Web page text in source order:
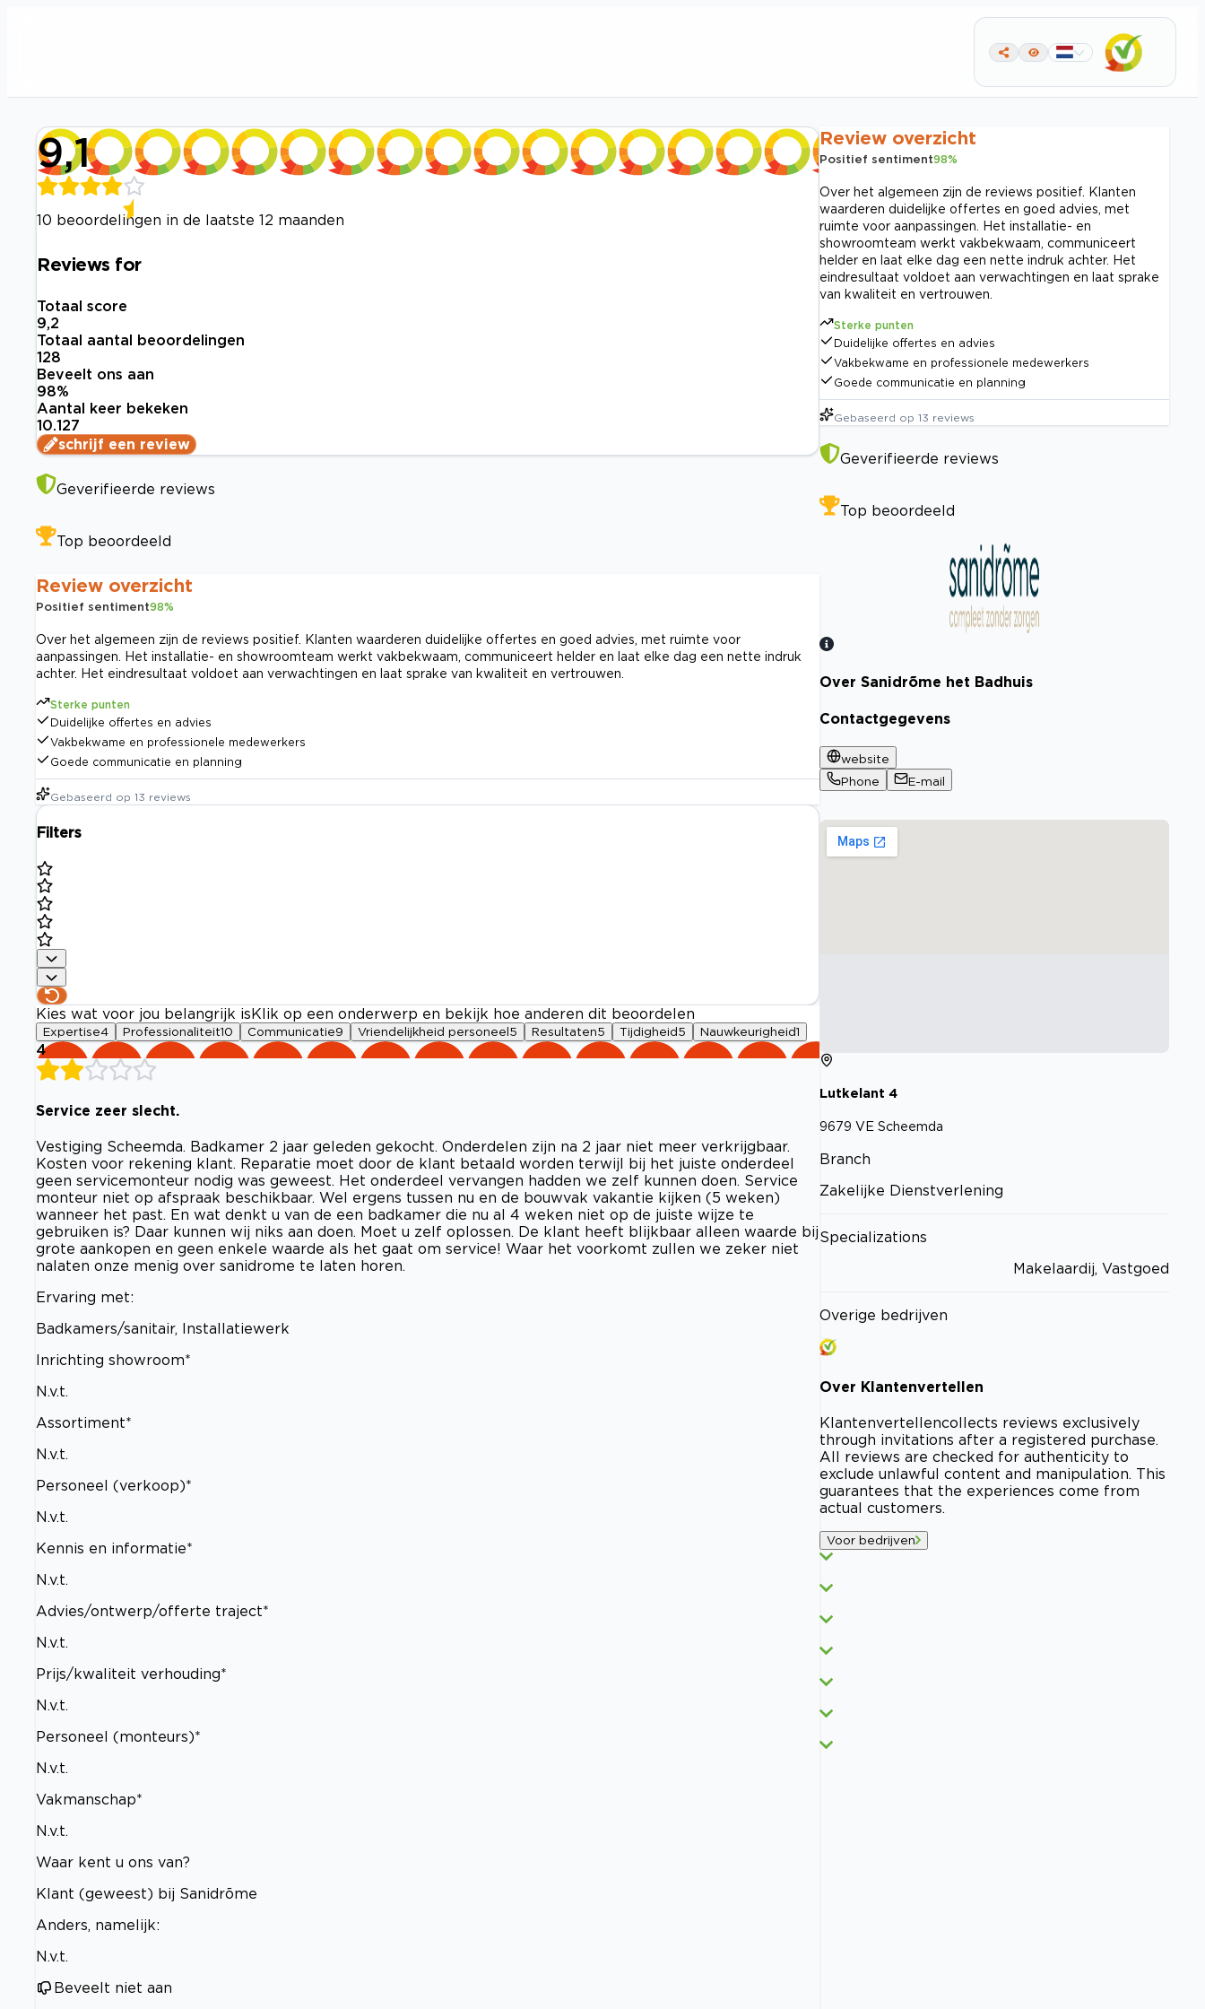
9,1
10 beoordelingen in de laatste 12 maanden
Reviews for
Totaal score
9,2
Totaal aantal beoordelingen
128
Beveelt ons aan
98%
Aantal keer bekeken
10.127
schrijf een review
Geverifieerde reviews
Top beoordeeld
Review overzicht
Positief sentiment98%
Over het algemeen zijn de reviews positief. Klanten waarderen duidelijke offertes en goed advies, met ruimte voor
aanpassingen. Het installatie- en showroomteam werkt vakbekwaam, communiceert helder en laat elke dag een nette indruk
achter. Het eindresultaat voldoet aan verwachtingen en laat sprake van kwaliteit en vertrouwen.
Sterke punten
Duidelijke offertes en advies
Vakbekwame en professionele medewerkers
Goede communicatie en planning
Gebaseerd op 13 reviews
Filters
Kies wat voor jou belangrijk is Klik op een onderwerp en bekijk hoe anderen dit beoordelen
Expertise4 Professionaliteit10 Communicatie9 Vriendelijkheid personeel 5 Resultaten5 Tijdigheid 5 Nauwkeurigheid1
4
Service zeer slecht.
Vestiging Scheemda. Badkamer 2 jaar geleden gekocht. Onderdelen zijn na 2 jaar niet meer verkrijgbaar.
Kosten voor rekening klant. Reparatie moet door de klant betaald worden terwijl bij het juiste onderdeel
geen servicemonteur nodig was geweest. Het onderdeel vervangen hadden we zelf kunnen doen. Service
monteur niet op afspraak beschikbaar. Wel ergens tussen nu en de bouwvak vakantie kijken (5 weken)
wanneer het past. En wat denkt u van de een badkamer die nu al 4 weken niet op de juiste wijze te
gebruiken is? Daar kunnen wij niks aan doen. Moet u zelf oplossen. De klant heeft blijkbaar alleen waarde bij
grote aankopen en geen enkele waarde als het gaat om service! Waar het voorkomt zullen we zeker niet
nalaten onze menig over sanidrome te laten horen.
Ervaring met:
Badkamers/sanitair, Installatiewerk
Inrichting showroom*
N.v.t.
Assortiment*
N.v.t.
Personeel (verkoop)*
N.v.t.
Kennis en informatie*
N.v.t.
Advies/ontwerp/offerte traject*
N.v.t.
Prijs/kwaliteit verhouding*
N.v.t.
Personeel (monteurs)*
N.v.t.
Vakmanschap*
N.v.t.
Waar kent u ons van?
Klant (geweest) bij Sanidrõme
Anders, namelijk:
N.v.t.
Beveelt niet aan
Review overzicht
Positief sentiment98%
Over het algemeen zijn de reviews positief. Klanten
waarderen duidelijke offertes en goed advies, met
ruimte voor aanpassingen. Het installatie- en
showroomteam werkt vakbekwaam, communiceert
helder en laat elke dag een nette indruk achter. Het
eindresultaat voldoet aan verwachtingen en laat sprake
van kwaliteit en vertrouwen.
Sterke punten
Duidelijke offertes en advies
Vakbekwame en professionele medewerkers
Goede communicatie en planning
Gebaseerd op 13 reviews
Geverifieerde reviews
Top beoordeeld
Bekijk certificaat
Over Sanidrõme het Badhuis
Contactgegevens
website
Phone
E-mail
Lutkelant 4
9679 VE Scheemda
Branch
Zakelijke Dienstverlening
Specializations
Makelaardij, Vastgoed
Overige bedrijven
Over Klantenvertellen
Klantenvertellencollects reviews exclusively
through invitations after a registered purchase.
All reviews are checked for authenticity to
exclude unlawful content and manipulation. This
guarantees that the experiences come from
actual customers.
Voor bedrijven